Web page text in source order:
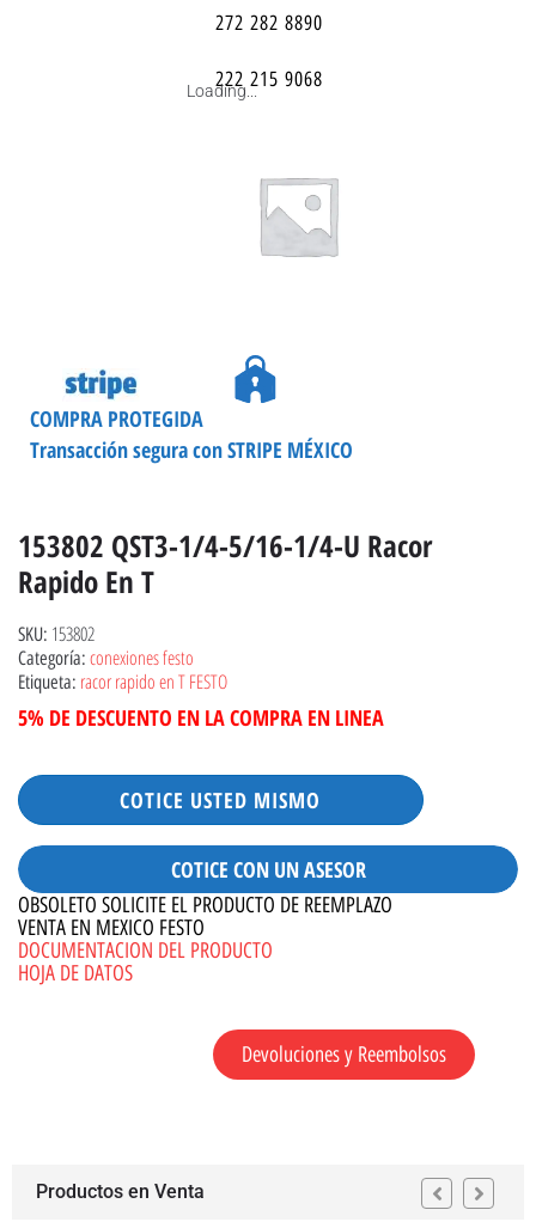
272 282 8890
222 215 9068
Loading...
Transacción segura con STRIPE MÉXICO
COMPRA PROTEGIDA
153802 QST3-1/4-5/16-1/4-U Racor
Rapido En T
SKU: 153802
Categoría: conexiones festo
Etiqueta: racor rapido en T FESTO
5% DE DESCUENTO EN LA COMPRA EN LINEA
COTICE USTED MISMO
COTICE CON UN ASESOR
OBSOLETO SOLICITE EL PRODUCTO DE REEMPLAZO
VENTA EN MEXICO FESTO
DOCUMENTACION DEL PRODUCTO
HOJA DE DATOS
Devoluciones y Reembolsos
Productos en Venta